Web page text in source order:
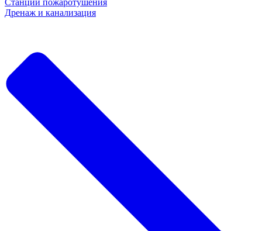
Станции пожаротушения
Дренаж и канализация